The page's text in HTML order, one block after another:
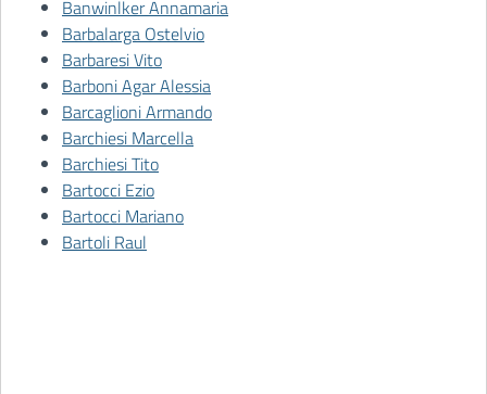
Banwinlker Annamaria
Barbalarga Ostelvio
Barbaresi Vito
Barboni Agar Alessia
Barcaglioni Armando
Barchiesi Marcella
Barchiesi Tito
Bartocci Ezio
Bartocci Mariano
Bartoli Raul